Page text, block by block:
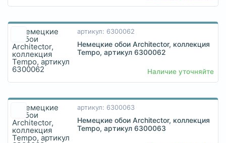
артикул: 6300062
Немецкие обои Architector, коллекция
Tempo, артикул 6300062
Наличие уточняйте
артикул: 6300063
Немецкие обои Architector, коллекция
Tempo, артикул 6300063